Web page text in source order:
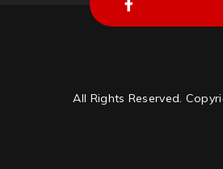
All Rights Reserved.